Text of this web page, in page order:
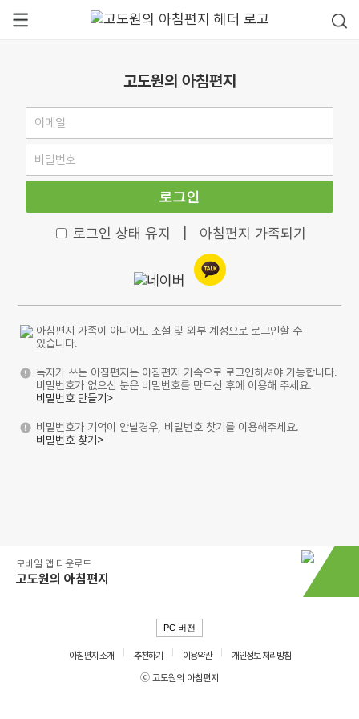
고도원의 아침편지
로그인
로그인 상태 유지 아침편지 가족되기
아침편지 가족이 아니어도 소셜 및 외부 계정으로 로그인할 수
있습니다.
독자가 쓰는 아침편지는 아침편지 가족으로 로그인하셔야 가능합니다.
비밀번호가 없으신 분은 비밀번호를 만드신 후에 이용해 주세요.
비밀번호 만들기>
비밀번호가 기억이 안날경우, 비밀번호 찾기를 이용해주세요.
비밀번호 찾기>
모바일 앱 다운로드
고도원의 아침편지
PC 버전
아침편지 소개 추천하기 이용약관
개인정보 처리방침
ⓒ 고도원의 아침편지